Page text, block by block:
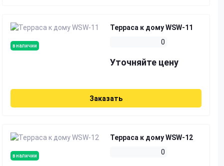
в наличии
Терраса к дому WSW-11
0
Уточняйте цену
Заказать
в наличии
Терраса к дому WSW-12
0